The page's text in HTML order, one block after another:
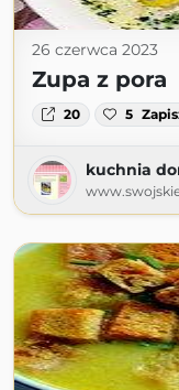
26 czerwca 2023
Zupa z pora
20 5
kuchnia